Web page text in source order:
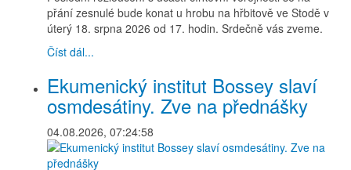
přání zesnulé bude konat u hrobu na hřbitově ve Stodě v
úterý 18. srpna 2026 od 17. hodin. Srdečně vás zveme.
Číst dál...
Ekumenický institut Bossey slaví
osmdesátiny. Zve na přednášky
04.08.2026, 07:24:58